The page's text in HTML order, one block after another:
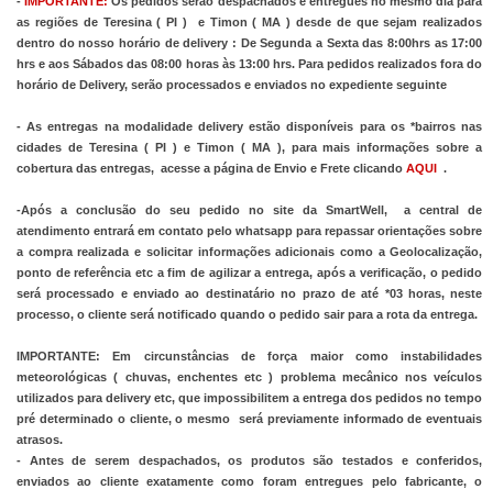
as regiões de Teresina ( PI )  e Timon ( MA ) desde de que sejam realizados
dentro do nosso horário de delivery : De Segunda a Sexta das 8:00hrs as 17:00
hrs e aos Sábados das 08:00 horas às 13:00 hrs. Para pedidos realizados fora do
horário de Delivery, serão processados e enviados no expediente seguinte
- As entregas na modalidade delivery estão disponíveis para os *bairros nas
cidades de Teresina ( PI ) e Timon ( MA ), para mais informações sobre a
cobertura das entregas,  acesse a página de Envio e Frete clicando AQUI .
-Após a conclusão do seu pedido no site da SmartWell,  a central de
atendimento entrará em contato pelo whatsapp para repassar orientações sobre
a compra realizada e solicitar informações adicionais como a Geolocalização,
ponto de referência etc a fim de agilizar a entrega, após a verificação, o pedido
será processado e enviado ao destinatário no prazo de até *03 horas, neste
processo, o cliente será notificado quando o pedido sair para a rota da entrega.
IMPORTANTE: Em circunstâncias de força maior como instabilidades
meteorológicas ( chuvas, enchentes etc ) problema mecânico nos veículos
utilizados para delivery etc, que impossibilitem a entrega dos pedidos no tempo
pré determinado o cliente, o mesmo  será previamente informado de eventuais
atrasos.
- Antes de serem despachados, os produtos são testados e conferidos,
enviados ao cliente exatamente como foram entregues pelo fabricante, o